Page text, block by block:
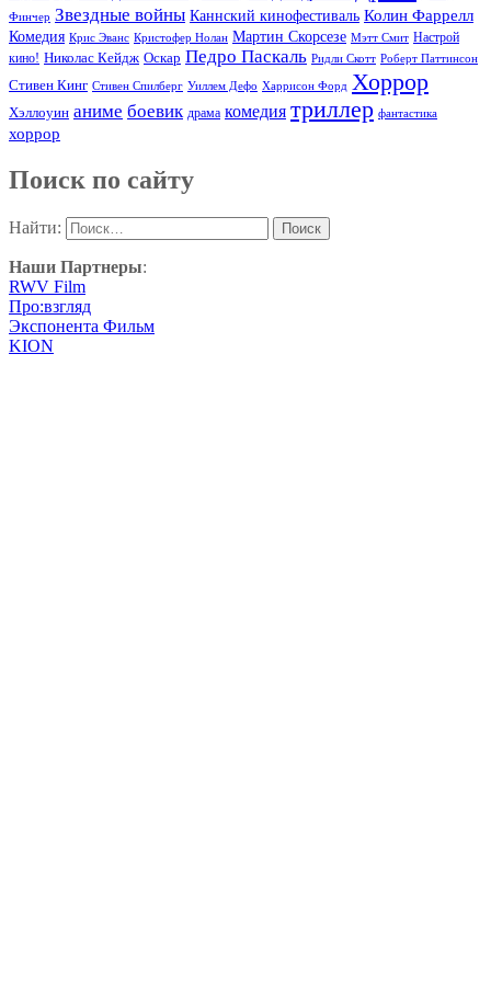
Финчер Звездные войны Каннский кинофестиваль Колин Фаррелл
Комедия Крис Эванс Кристофер Нолан Мартин Скорсезе Мэтт Смит Настрой
кино! Николас Кейдж Оскар Педро Паскаль Ридли Скотт Роберт Паттинсон
Стивен Кинг Стивен Спилберг Уиллем Дефо Харрисон Форд Хоррор
Хэллоуин аниме боевик драма комедия триллер фантастика
хоррор
Поиск по сайту
Найти:
Наши Партнеры:
RWV Film
Про:взгляд
Экспонента Фильм
KION